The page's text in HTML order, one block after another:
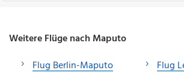
Weitere Flüge nach Maputo
Flug Berlin-Maputo
Flug